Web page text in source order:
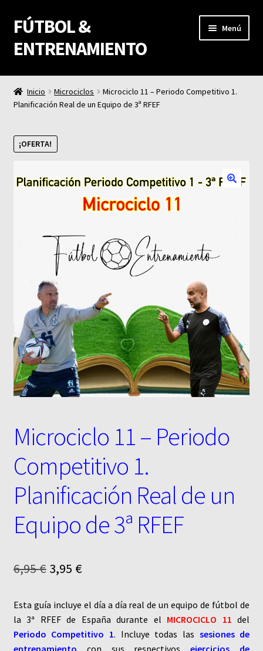
Ir
a
la
Ir
al
contenido
FÚTBOL &
ENTRENAMIENTO
Menú
Fútbol & Entrenamiento
Carrito
Finalizar compra
Inicio Microciclos
Microciclo 11 – Periodo Competitivo 1.
Planificación Real de un Equipo de 3ª RFEF
¡OFERTA!
Microciclo 11 – Periodo
Competitivo 1.
Planificación Real de un
Equipo de 3ª RFEF
6,95€ El
original
era:
3,95 €El
actual
es:
Esta guía incluye el día a día real de un equipo de fútbol de
la 3ª RFEF de España durante el MICROCICLO 11 del
Periodo Competitivo 1. Incluye todas las sesiones de
entrenamiento con sus respectivosejercicios de